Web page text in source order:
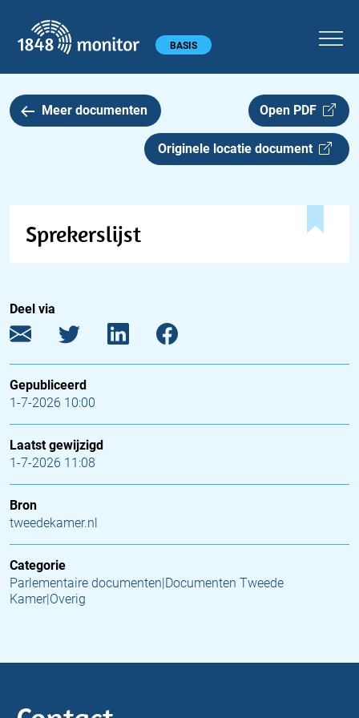
Hoofdmenu BASIS
Meer documenten Open PDF
Originele locatie document
Sprekerslijst
Deel via
Gepubliceerd
1-7-2026 10:00
Laatst gewijzigd
1-7-2026 11:08
Bron
tweedekamer.nl
Categorie
Parlementaire documenten|Documenten Tweede
Kamer|Overig